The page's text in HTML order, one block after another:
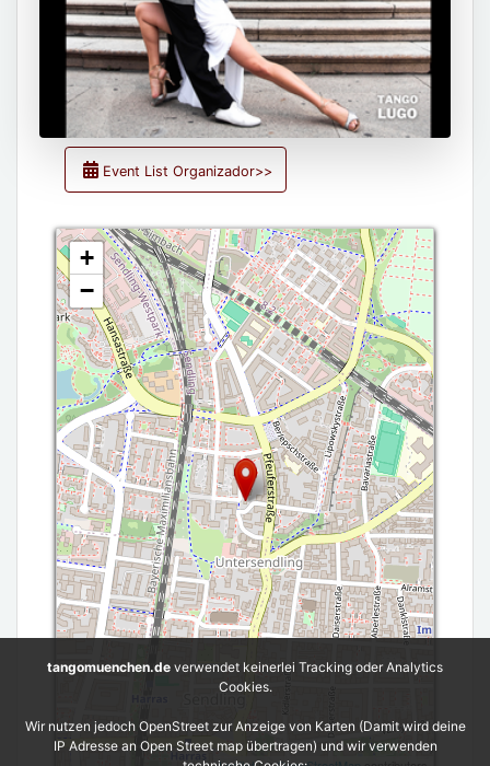
Event List Organizador>>
+
−
tangomuenchen.de verwendet keinerlei Tracking oder Analytics
Cookies.
Wir nutzen jedoch OpenStreet zur Anzeige von Karten (Damit wird deine
IP Adresse an Open Street map übertragen) und wir verwenden